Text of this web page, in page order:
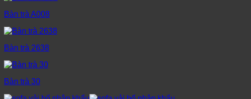
Bàn trà A008
Bàn trà 2638
Bàn trà 30